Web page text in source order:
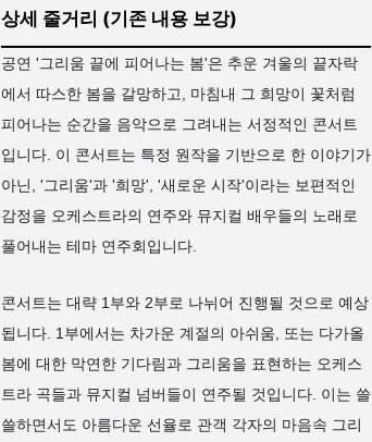
상세 줄거리 (기존 내용 보강)
공연 '그리움 끝에 피어나는 봄'은 추운 겨울의 끝자락
에서 따스한 봄을 갈망하고, 마침내 그 희망이 꽃처럼
피어나는 순간을 음악으로 그려내는 서정적인 콘서트
입니다. 이 콘서트는 특정 원작을 기반으로 한 이야기가
아닌, '그리움'과 '희망', '새로운 시작'이라는 보편적인
감정을 오케스트라의 연주와 뮤지컬 배우들의 노래로
풀어내는 테마 연주회입니다.
콘서트는 대략 1부와 2부로 나뉘어 진행될 것으로 예상
됩니다. 1부에서는 차가운 계절의 아쉬움, 또는 다가올
봄에 대한 막연한 기다림과 그리움을 표현하는 오케스
트라 곡들과 뮤지컬 넘버들이 연주될 것입니다. 이는 쓸
쓸하면서도 아름다운 선율로 관객 각자의 마음속 그리